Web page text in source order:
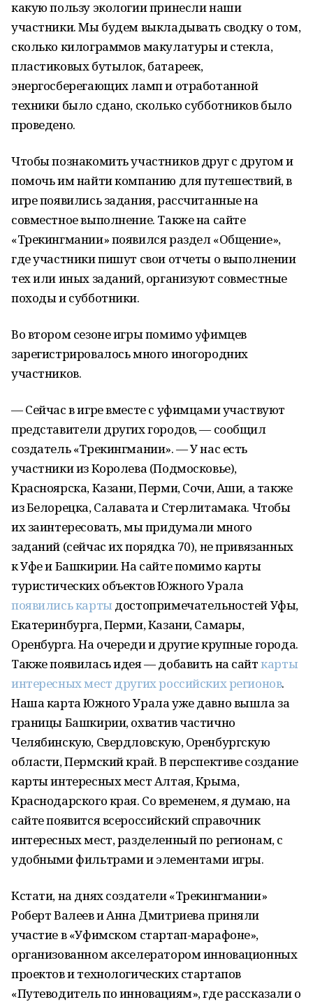
какую пользу экологии принесли наши
участники. Мы будем выкладывать сводку о том,
сколько килограммов макулатуры и стекла,
пластиковых бутылок, батареек,
энергосберегающих ламп и отработанной
техники было сдано, сколько субботников было
проведено.
Чтобы познакомить участников друг с другом и
помочь им найти компанию для путешествий, в
игре появились задания, рассчитанные на
совместное выполнение. Также на сайте
«Трекингмании» появился раздел «Общение»,
где участники пишут свои отчеты о выполнении
тех или иных заданий, организуют совместные
походы и субботники.
Во втором сезоне игры помимо уфимцев
зарегистрировалось много иногородних
участников.
— Сейчас в игре вместе с уфимцами участвуют
представители других городов, — сообщил
создатель «Трекингмании». — У нас есть
участники из Королева (Подмосковье),
Красноярска, Казани, Перми, Сочи, Аши, а также
из Белорецка, Салавата и Стерлитамака. Чтобы
их заинтересовать, мы придумали много
заданий (сейчас их порядка 70), не привязанных
к Уфе и Башкирии. На сайте помимо карты
туристических объектов Южного Урала
появились карты достопримечательностей Уфы,
Екатеринбурга, Перми, Казани, Самары,
Оренбурга. На очереди и другие крупные города.
Также появилась идея — добавить на сайткарты
интересных мест других российских регионов.
Наша карта Южного Урала уже давно вышла за
границы Башкирии, охватив частично
Челябинскую, Свердловскую, Оренбургскую
области, Пермский край. В перспективе создание
карты интересных мест Алтая, Крыма,
Краснодарского края. Со временем, я думаю, на
сайте появится всероссийский справочник
интересных мест, разделенный по регионам, с
удобными фильтрами и элементами игры.
Кстати, на днях создатели «Трекингмании»
Роберт Валеев и Анна Дмитриева приняли
участие в «Уфимском стартап-марафоне»,
организованном акселератором инновационных
проектов и технологических стартапов
«Путеводитель по инновациям», где рассказали о